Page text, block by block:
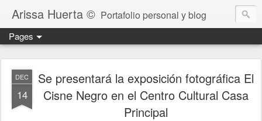
Arissa Huerta © Portafolio personal y blog
Pages
DEC
14
Se presentará la exposición fotográfica El
Cisne Negro en el Centro Cultural Casa
Principal